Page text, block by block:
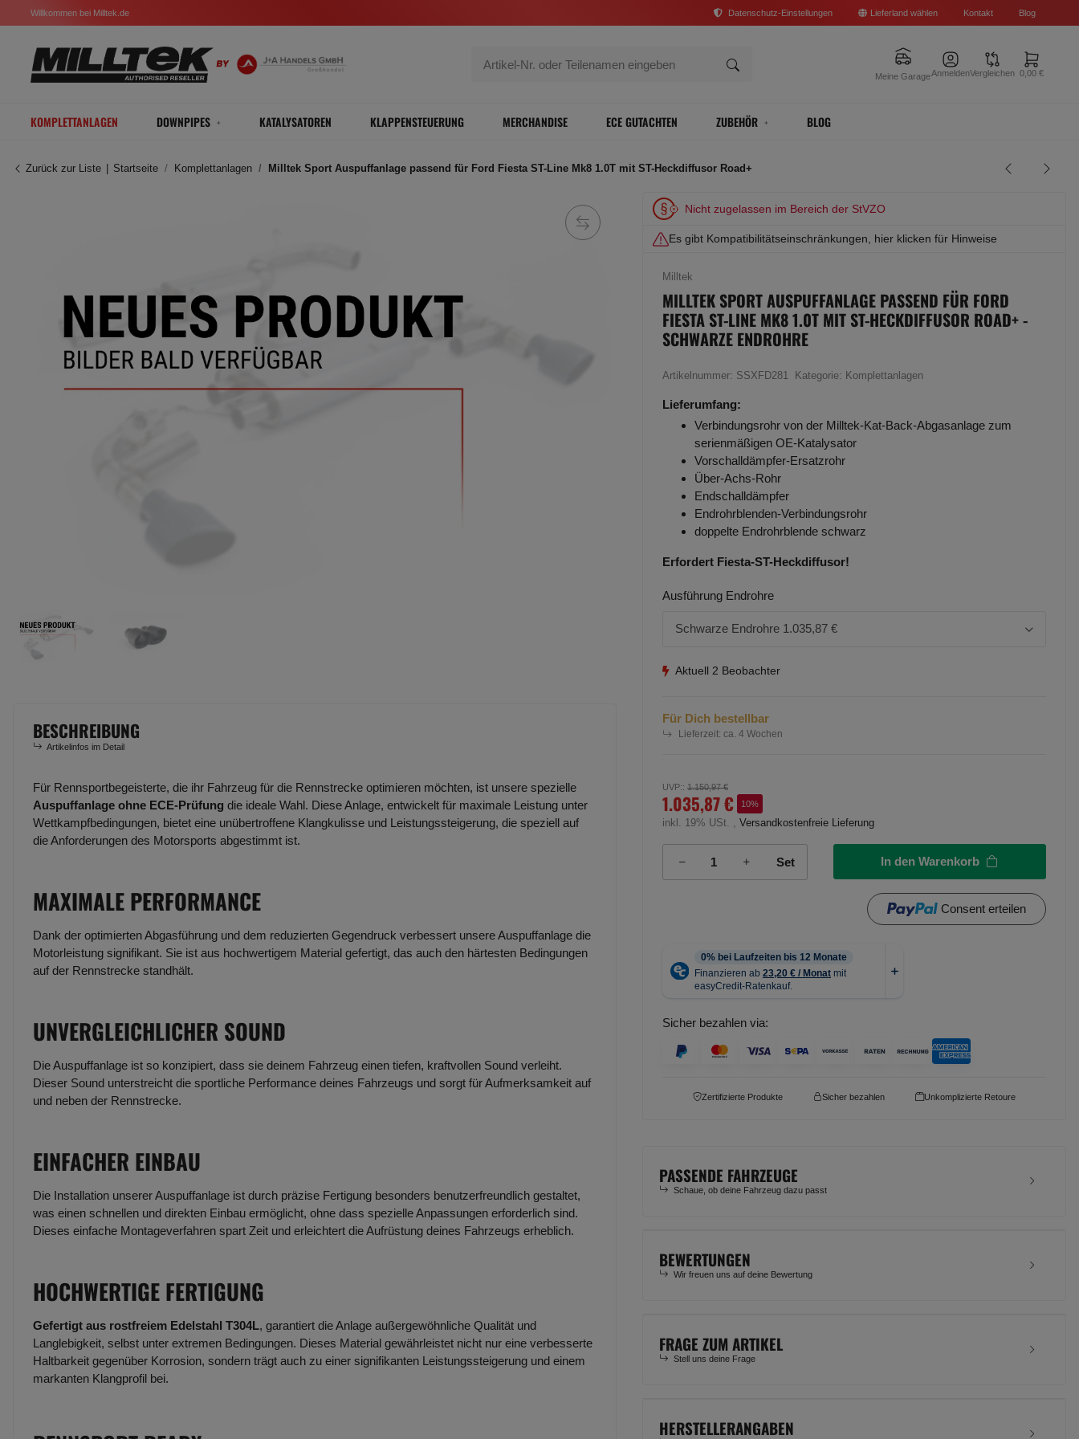
Willkommen bei Milltek.de Datenschutz-Einstellungen Lieferland wählen Kontakt Blog
Meine GarageAnmeldenVergleichen 0,00 €
KOMPLETTANLAGEN DOWNPIPES KATALYSATOREN KLAPPENSTEUERUNG MERCHANDISE ECE GUTACHTEN ZUBEHÖR BLOG
Zurück zur Liste Startseite Komplettanlagen Milltek Sport Auspuffanlage passend für Ford Fiesta ST-Line Mk8 1.0T mit ST-Heckdiffusor Road+
Nicht zugelassen im Bereich der StVZO
Es gibt Kompatibilitätseinschränkungen, hier klicken für Hinweise
Milltek
MILLTEK SPORT AUSPUFFANLAGE PASSEND FÜR FORD
FIESTA ST-LINE MK8 1.0T MIT ST-HECKDIFFUSOR ROAD+ -
SCHWARZE ENDROHRE
Artikelnummer: SSXFD281 Kategorie: Komplettanlagen
Lieferumfang:
Verbindungsrohr von der Milltek-Kat-Back-Abgasanlage zum
serienmäßigen OE-Katalysator
Vorschalldämpfer-Ersatzrohr
Über-Achs-Rohr
Endschalldämpfer
Endrohrblenden-Verbindungsrohr
doppelte Endrohrblende schwarz
Erfordert Fiesta-ST-Heckdiffusor!
Ausführung Endrohre
Schwarze Endrohre 1.035,87 €
Aktuell 2 Beobachter
Für Dich bestellbar
Lieferzeit: ca. 4 Wochen
UVP:: 1.150,97 €
1.035,87 € 10%
inkl. 19% USt. , Versandkostenfreie Lieferung
Set In den Warenkorb
Consent erteilen
Sicher bezahlen via:
Zertifizierte Produkte Sicher bezahlen Unkomplizierte Retoure
PASSENDE FAHRZEUGE
Schaue, ob deine Fahrzeug dazu passt
BEWERTUNGEN
Wir freuen uns auf deine Bewertung
FRAGE ZUM ARTIKEL
Stell uns deine Frage
HERSTELLERANGABEN
BESCHREIBUNG
Artikelinfos im Detail
Für Rennsportbegeisterte, die ihr Fahrzeug für die Rennstrecke optimieren möchten, ist unsere spezielle
Auspuffanlage ohne ECE-Prüfung die ideale Wahl. Diese Anlage, entwickelt für maximale Leistung unter
Wettkampfbedingungen, bietet eine unübertroffene Klangkulisse und Leistungssteigerung, die speziell auf
die Anforderungen des Motorsports abgestimmt ist.
MAXIMALE PERFORMANCE
Dank der optimierten Abgasführung und dem reduzierten Gegendruck verbessert unsere Auspuffanlage die
Motorleistung signifikant. Sie ist aus hochwertigem Material gefertigt, das auch den härtesten Bedingungen
auf der Rennstrecke standhält.
UNVERGLEICHLICHER SOUND
Die Auspuffanlage ist so konzipiert, dass sie deinem Fahrzeug einen tiefen, kraftvollen Sound verleiht.
Dieser Sound unterstreicht die sportliche Performance deines Fahrzeugs und sorgt für Aufmerksamkeit auf
und neben der Rennstrecke.
EINFACHER EINBAU
Die Installation unserer Auspuffanlage ist durch präzise Fertigung besonders benutzerfreundlich gestaltet,
was einen schnellen und direkten Einbau ermöglicht, ohne dass spezielle Anpassungen erforderlich sind.
Dieses einfache Montageverfahren spart Zeit und erleichtert die Aufrüstung deines Fahrzeugs erheblich.
HOCHWERTIGE FERTIGUNG
Gefertigt aus rostfreiem Edelstahl T304L, garantiert die Anlage außergewöhnliche Qualität und
Langlebigkeit, selbst unter extremen Bedingungen. Dieses Material gewährleistet nicht nur eine verbesserte
Haltbarkeit gegenüber Korrosion, sondern trägt auch zu einer signifikanten Leistungssteigerung und einem
markanten Klangprofil bei.